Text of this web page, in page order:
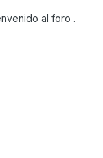
al foro .